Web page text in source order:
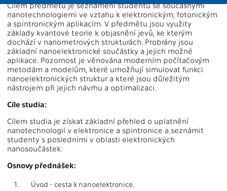
Cílem předmětu je seznámení studentů se současnými
nanotechnologiemi ve vztahu k elektronickým, fotonickým
a spintronickým aplikacím. V předmětu jsou využity
základy kvantové teorie k objasnění jevů, ke kterým
dochází v nanometrových strukturách. Probrány jsou
základní nanoelektronické součástky a jejich možné
aplikace. Pozornost je věnována moderním počítačovým
metodám a modelům, které umožňují simulovat funkci
nanoelektronických struktur a které jsou důležitým
nástrojem při jejich návrhu a optimalizaci.
Cíle studia:
Cílem studia je získat základní přehled o uplatnění
nanotechnologií v elektronice a spintronice a seznámit
studenty s posledními v oblasti elektronických
nanosoučástek.
Osnovy přednášek:
1.
Úvod - cesta k nanoelektronice.